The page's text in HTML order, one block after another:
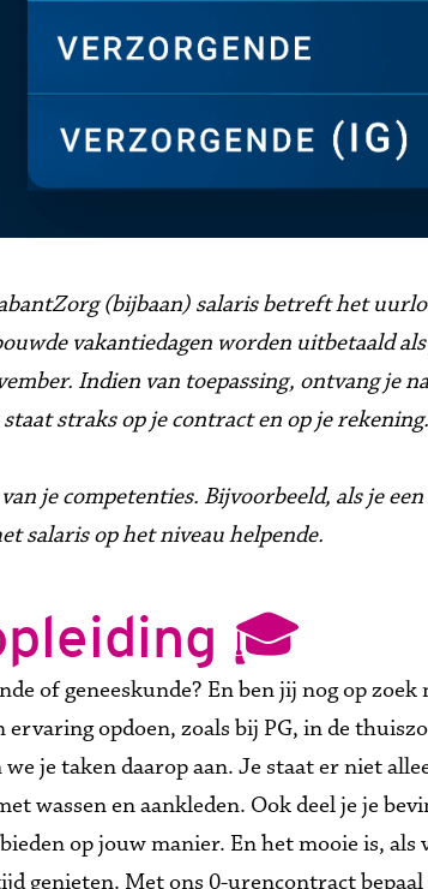
(bijbaan) salaris betreft het
vakantiedagen worden uitbetaald
Indien van toepassing, ontvang je
straks op je contract en op je rekening.
je competenties. Bijvoorbeeld, als je
salaris op het niveau helpende.
🎓
of geneeskunde? En ben jij nog op
opdoen, zoals bij PG, in de
je taken daarop aan. Je staat er niet
wassen en aankleden. Ook deel je je
op jouw manier. En het mooie is,
genieten. Met ons 0-urencontract